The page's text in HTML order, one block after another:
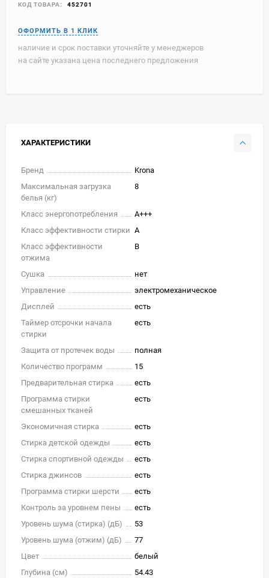
КОД ТОВАРА: 452701
наличие и срок поставки уточняйте у менеджеров
на сайте указана цена последнего предложения
ХАРАКТЕРИСТИКИ
Бренд
Krona
Максимальная загрузка
белья (кг)
8
Класс энергопотребления
A+++
Класс эффективности стирки A
Класс эффективности
отжима
B
Сушка
нет
Управление
электромеханическое
Дисплей
есть
Таймер отсрочки начала
стирки
есть
Защита от протечек воды
полная
Количество программ
15
Предварительная стирка
есть
Программа стирки
смешанных тканей
есть
Экономичная стирка
есть
Стирка детской одежды
есть
Стирка спортивной одежды
есть
Стирка джинсов
есть
Программа стирки шерсти
есть
Контроль за уровнем пены
есть
Уровень шума (стирка) (дБ)
53
Уровень шума (отжим) (дБ)
77
Цвет
белый
Глубина (см)
54.43